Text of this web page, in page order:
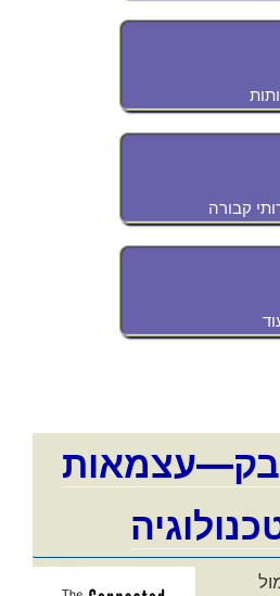
קבורה